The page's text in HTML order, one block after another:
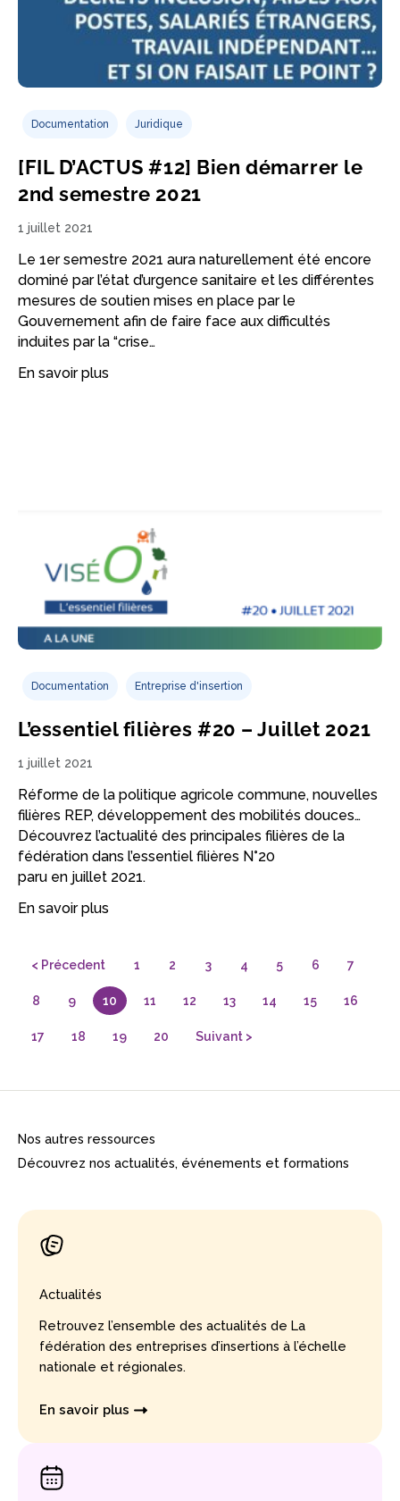
Documentation Juridique
[FIL D’ACTUS #12] Bien démarrer le
2nd semestre 2021
1 juillet 2021
Le 1er semestre 2021 aura naturellement été encore
dominé par l’état d’urgence sanitaire et les différentes
mesures de soutien mises en place par le
Gouvernement afin de faire face aux difficultés
induites par la “crise…
En savoir plus
Documentation Entreprise d'insertion
L’essentiel filières #20 – Juillet 2021
1 juillet 2021
Réforme de la politique agricole commune, nouvelles
filières REP, développement des mobilités douces…
Découvrez l’actualité des principales filières de la
fédération dans l’essentiel filières N°20
paru en juillet 2021. ​
En savoir plus
< Précedent 1 2 3 4 5 6 7
8 9 10 11 12 13 14 15 16
17 18 19 20 Suivant >
Nos autres ressources
Découvrez nos actualités, événements et formations
Actualités
Retrouvez l’ensemble des actualités de La
fédération des entreprises d’insertions à l’échelle
nationale et régionales.
En savoir plus